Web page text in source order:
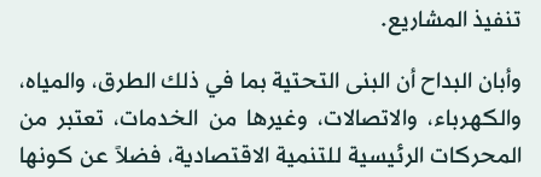
تنفيذ المشاريع.
وأبان البداح أن البنى التحتية بما في ذلك الطرق، والمياه،
والكهرباء، والاتصالات، وغيرها من الخدمات، تعتبر من
المحركات الرئيسية للتنمية الاقتصادية، فضلاً عن كونها